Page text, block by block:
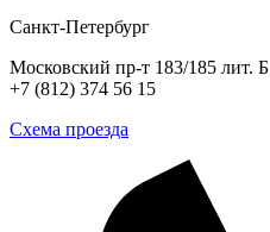
Санкт-Петербург
Московский пр-т 183/185 лит. Б
+7 (812) 374 56 15
Схема проезда